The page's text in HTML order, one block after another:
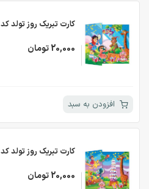
کارت تبریک روز تولد کد 379
20,000 تومان
افزودن به سبد
کارت تبریک روز تولد کد 378
20,000 تومان